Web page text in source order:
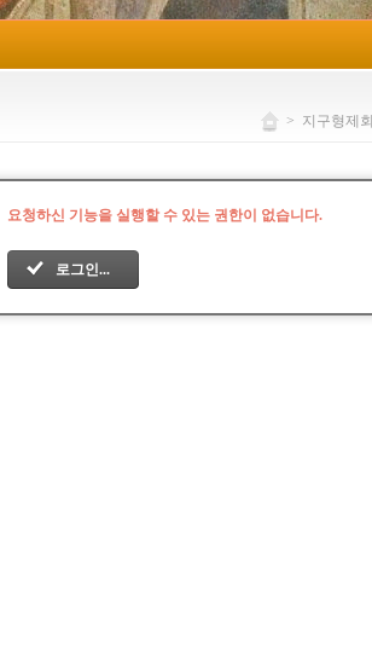
> 지구형제회
요청하신 기능을 실행할 수 있는 권한이 없습니다.
로그인...